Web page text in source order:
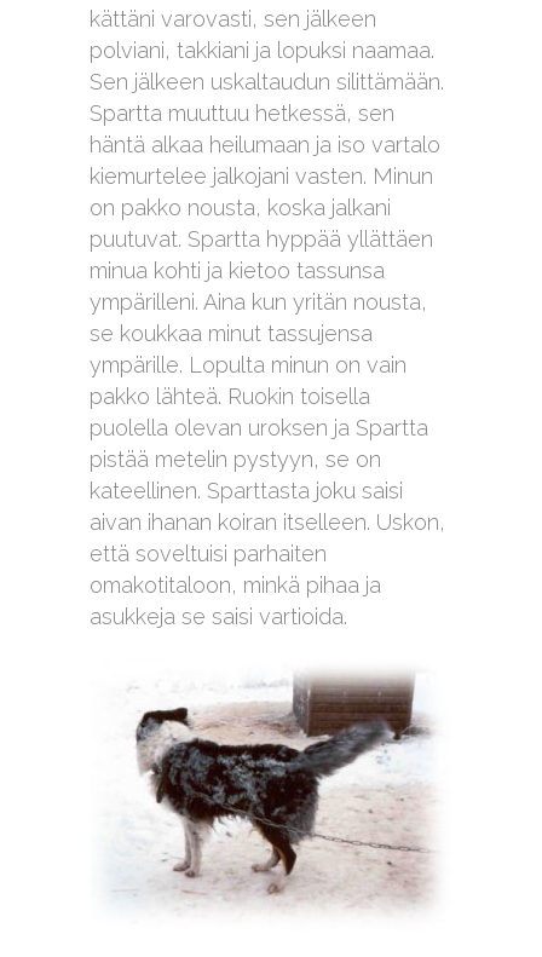
kättäni varovasti, sen jälkeen
polviani, takkiani ja lopuksi naamaa.
Sen jälkeen uskaltaudun silittämään.
Spartta muuttuu hetkessä, sen
häntä alkaa heilumaan ja iso vartalo
kiemurtelee jalkojani vasten. Minun
on pakko nousta, koska jalkani
puutuvat. Spartta hyppää yllättäen
minua kohti ja kietoo tassunsa
ympärilleni. Aina kun yritän nousta,
se koukkaa minut tassujensa
ympärille. Lopulta minun on vain
pakko lähteä. Ruokin toisella
puolella olevan uroksen ja Spartta
pistää metelin pystyyn, se on
kateellinen. Sparttasta joku saisi
aivan ihanan koiran itselleen. Uskon,
että soveltuisi parhaiten
omakotitaloon, minkä pihaa ja
asukkeja se saisi vartioida.